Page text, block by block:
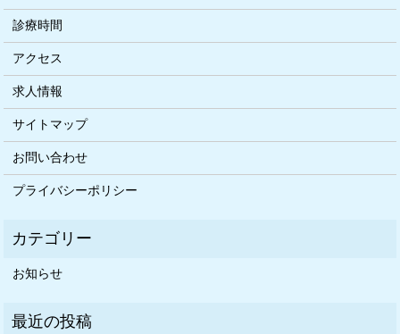
診療時間
アクセス
求人情報
サイトマップ
お問い合わせ
プライバシーポリシー
お知らせ